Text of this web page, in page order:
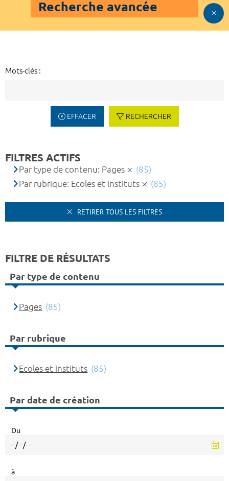
Recherche avancée
Mots-clés :
EFFACER RECHERCHER
FILTRES ACTIFS
Par type de contenu: Pages
(85)
Par rubrique: Ecoles et instituts
(85)
RETIRER TOUS LES FILTRES
FILTRE DE RÉSULTATS
Par type de contenu
Pages (85)
Par rubrique
Ecoles et instituts (85)
Par date de création
Du
à